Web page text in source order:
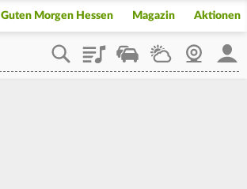
Guten Morgen Hessen Magazin Aktionen
PlaylistStaupilotWetterWebcam